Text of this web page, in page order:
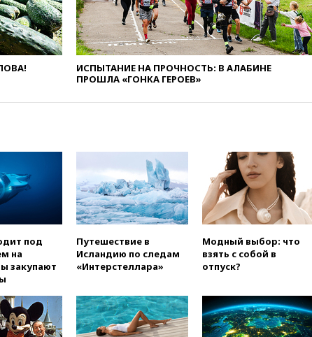
огня США и Ирана
вчера, 22:15Три человека
получили ножевые ранения
при нападении в Чехии
вчера, 22:00
РЛС для Белгородской
отказал Украине в
использовании Starlink для
атак вглубь РФ
вчера, 21:35После пожара на
складе в Брянске возбудили
уголовное дело
вчера, 21:26Лидеры сборной
РФ по гимнастике получили
официальный отказ в визах от
вчера, 21:15Пентагон
опубликовал 16 новых видео с
НЛО
ИСПЫТАНИЕ НА ПРОЧНОСТЬ: В АЛАБИНЕ
ПРОШЛА «ГОНКА ГЕРОЕВ»
под
на
закупают
Путешествие в
Исландию по следам
«Интерстеллара»
Модный выбор: что
взять с собой в
отпуск?